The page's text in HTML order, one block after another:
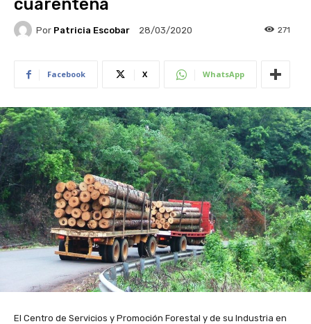
cuarentena
Por Patricia Escobar 28/03/2020 271
Facebook X WhatsApp
El Centro de Servicios y Promoción Forestal y de su Industria en